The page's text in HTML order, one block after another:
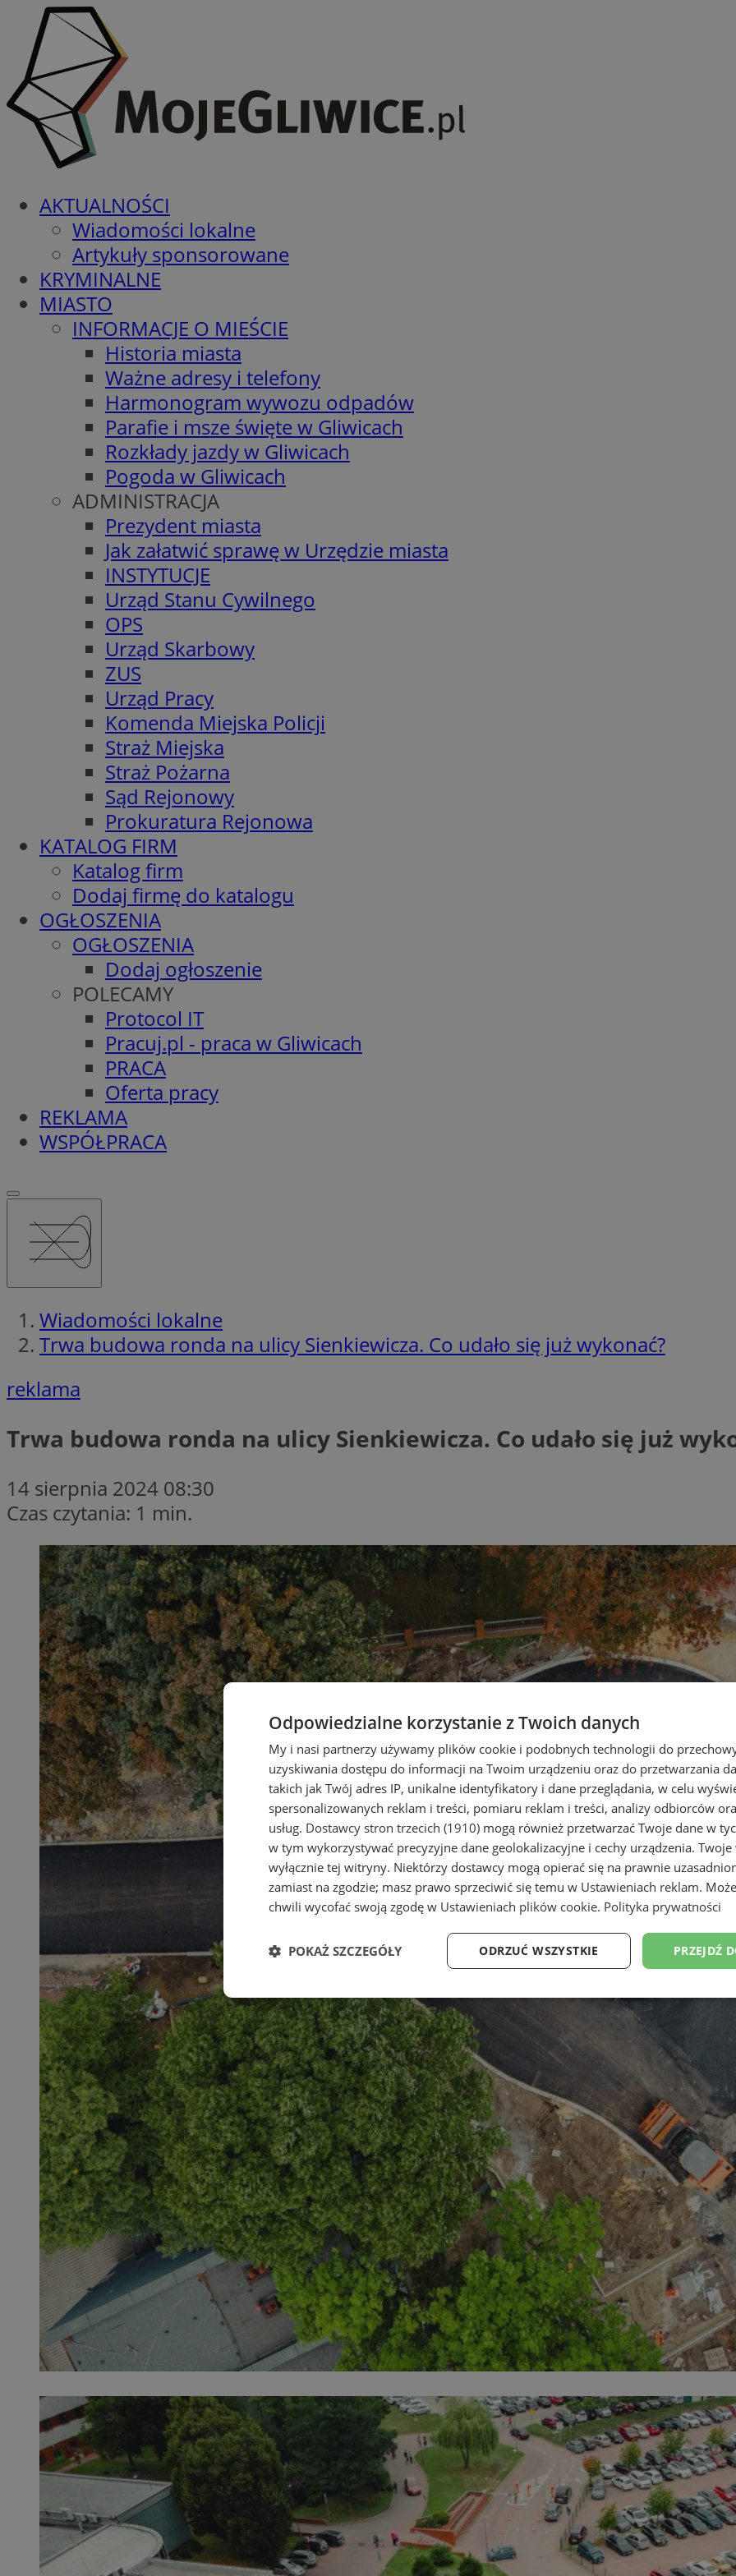
AKTUALNOŚCI
Wiadomości lokalne
Artykuły sponsorowane
KRYMINALNE
MIASTO
INFORMACJE O MIEŚCIE
Historia miasta
Ważne adresy i telefony
Harmonogram wywozu odpadów
Parafie i msze święte w Gliwicach
Rozkłady jazdy w Gliwicach
Pogoda w Gliwicach
ADMINISTRACJA
Prezydent miasta
Jak załatwić sprawę w Urzędzie miasta
INSTYTUCJE
Urząd Stanu Cywilnego
OPS
Urząd Skarbowy
ZUS
Urząd Pracy
Komenda Miejska Policji
Straż Miejska
Straż Pożarna
Sąd Rejonowy
Prokuratura Rejonowa
KATALOG FIRM
Katalog firm
Dodaj firmę do katalogu
OGŁOSZENIA
OGŁOSZENIA
Dodaj ogłoszenie
POLECAMY
Protocol IT
Pracuj.pl - praca w Gliwicach
PRACA
Oferta pracy
REKLAMA
WSPÓŁPRACA
Wiadomości lokalne
Trwa budowa ronda na ulicy Sienkiewicza. Co udało się już wykonać?
reklama
Trwa budowa ronda na ulicy Sienkiewicza. Co udało się już
14 sierpnia 2024 08:30
Czas czytania: 1 min.
Odpowiedzialne korzystanie z Twoich danych
My i nasi partnerzy używamy plików cookie i podobnych technologii do
uzyskiwania dostępu do informacji na Twoim urządzeniu oraz do przetwarzania
takich jak Twój adres IP, unikalne identyfikatory i dane przeglądania, w celu
spersonalizowanych reklam i treści, pomiaru reklam i treści, analizy odbiorców
usług. Dostawcy stron trzecich (1910) mogą również przetwarzać Twoje dane w
w tym wykorzystywać precyzyjne dane geolokalizacyjne i cechy urządzenia.
wyłącznie tej witryny. Niektórzy dostawcy mogą opierać się na prawnie
zamiast na zgodzie; masz prawo sprzeciwić się temu w Ustawieniach reklam.
chwili wycofać swoją zgodę w Ustawieniach plików cookie. Polityka prywatności
PRZEJDŹ
ODRZUĆ WSZYSTKIE
POKAŻ SZCZEGÓŁY
Niezbędne Wydajność Targetowanie Funkcjonalność
Niezbędne Wydajność Targetowanie Funkcjonalność
Niezbędne pliki cookie umożliwiają korzystanie z podstawowych funkcji strony internetowej, takich jak
zarządzanie kontem. Bez niezbędnych plików cookie nie można prawidłowo korzystać ze strony
Nazwa
Provider/
Domena
Okres
przechowywania
Opis
SessID mojegliwice.pl 1 rok
Ten plik cookie przechowuje
QeSessID
mojegliwice.pl 1 rok
Ten plik cookie przechowuje
MvSessID
mojegliwice.pl 1 rok
Ten plik cookie przechowuje
msToken
.tiktok.com 1 tydzień 3 dni
Ten plik cookie jest używany do
i bezpieczeństwa, zapewniając, że
pozostają zalogowani, a ich dane są
poruszać się przez witrynę
jej usług.
VISITOR_PRIVACY_METADATA
YouTube
.youtube.com
5 miesięcy 4
tygodnie
Ten plik cookie przechowuje
użytkownika oraz jego
wybory dotyczące polityki
zgody, zapewniając ich
wizytach. Dzięki temu użytkownik
konfigurować swoich preferencji,
zgodność z regulacjami ochrony
CookieScriptConsent
CookieScript
mojegliwice.pl
4 tygodnie 2 dni
Ten plik cookie jest używany przez
Script.com do zapamiętywania
zgody użytkownika na pliki cookie.
aby baner cookie Cookie-
Nazwa
Provider /
Okres
Nazwa Provider Domena
Okres
przechowywania
Google Privacy Policy